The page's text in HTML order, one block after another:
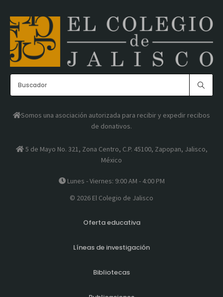
Somos una asociación autorizada para recibir y expedir recibos
de donativos.
5 de Mayo No. 321, Zona Centro, C.P. 45100, Zapopan, Jalisco,
México
Lunes - Viernes: 9:00 AM - 4:00 PM
© 2026 El Colegio de Jalisco
Oferta educativa
Líneas de investigación
Bibliotecas